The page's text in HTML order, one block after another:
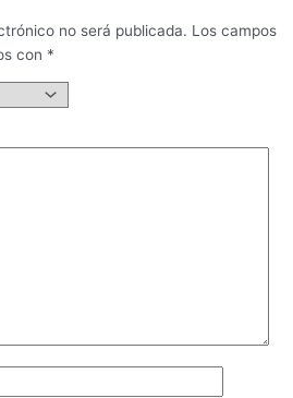
no será publicada. Los campos
con *